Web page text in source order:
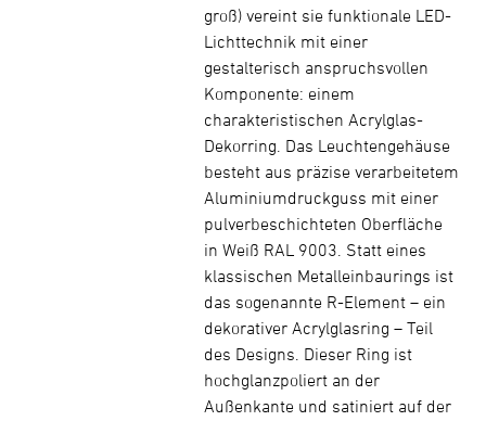
groß) vereint sie funktionale LED-
Lichttechnik mit einer
gestalterisch anspruchsvollen
Komponente: einem
charakteristischen Acrylglas-
Dekorring. Das Leuchtengehäuse
besteht aus präzise verarbeitetem
Aluminiumdruckguss mit einer
pulverbeschichteten Oberfläche
in Weiß RAL 9003. Statt eines
klassischen Metalleinbaurings ist
das sogenannte R-Element – ein
dekorativer Acrylglasring – Teil
des Designs. Dieser Ring ist
hochglanzpoliert an der
Außenkante und satiniert auf der